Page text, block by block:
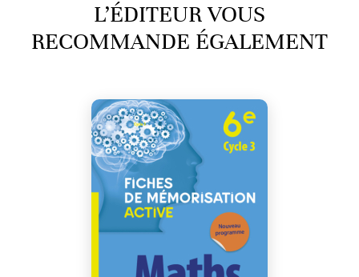
L’ÉDITEUR VOUS
RECOMMANDE ÉGALEMENT